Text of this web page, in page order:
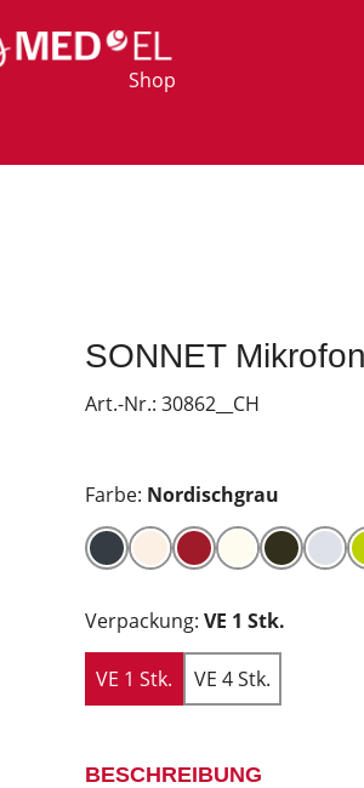
Shop
SONNET
Art.-Nr.: 30862__CH
Farbe: Nordischgrau
Verpackung: VE 1 Stk.
VE 1 Stk. VE 4 Stk.
BESCHREIBUNG